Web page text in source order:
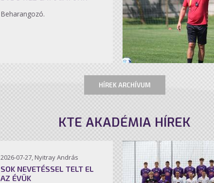
Beharangozó.
HÍREK ARCHÍVUM
KTE AKADÉMIA HÍREK
2026-07-27, Nyitray András
SOK NEVETÉSSEL TELT EL
AZ ÉVÜK